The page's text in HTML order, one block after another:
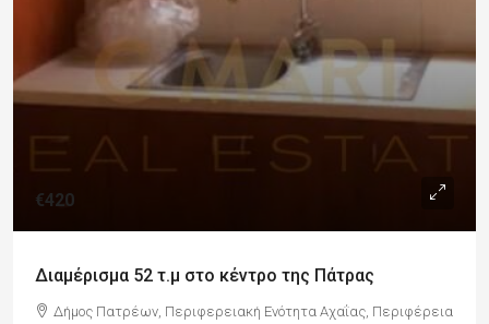
€420
Διαμέρισμα 52 τ.μ στο κέντρο της Πάτρας
Δήμος Πατρέων, Περιφερειακή Ενότητα Αχαΐας, Περιφέρεια